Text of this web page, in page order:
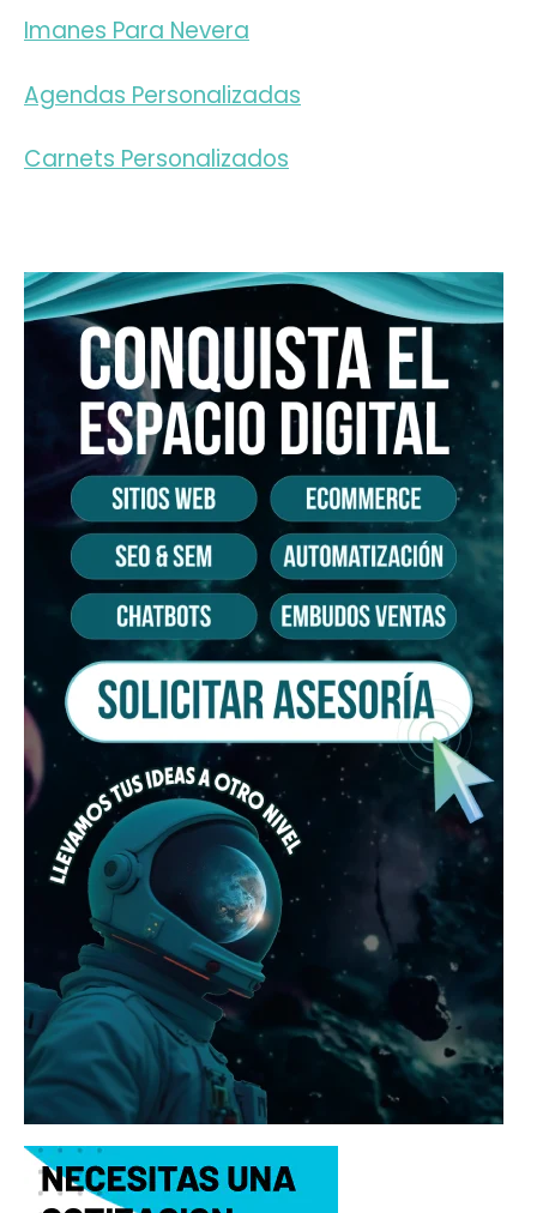
Imanes Para Nevera
Agendas Personalizadas
Carnets Personalizados